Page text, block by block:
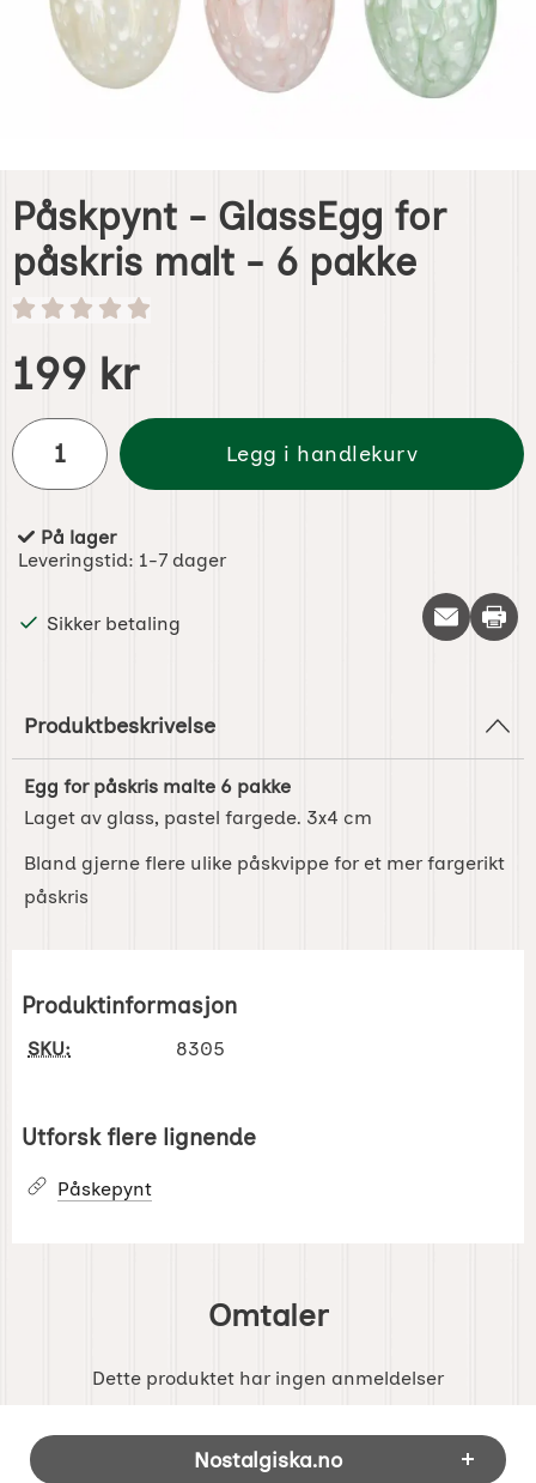
Påskpynt - GlassEgg for
påskris malt - 6 pakke
Handle dette produktet, Påskpynt - GlassEgg for påskris
pris
199 kr
antall
Legg i handlekurv
Produkttilgjengelighet:
På lager
Leveringstid: 1-7 dager
Sikker betaling Skriv
Produktbeskrivelse
Egg for påskris malte 6 pakke
Laget av glass, pastel fargede. 3x4 cm
Bland gjerne flere ulike påskvippe for et mer fargerikt
påskris
Produktinformasjon
SKU: 8305
Utforsk flere lignende
Påskepynt
Omtaler
Dette produktet har ingen anmeldelser
Footer-innhold Blandet informasjon og
Nostalgiska.no